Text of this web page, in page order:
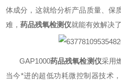
体成分，这就给分析产品质量、保
难， 药品残氧检测仪就能有效解决
GAP1000药品残氧检测仪采用
当今*进的超低功耗微控制器技术